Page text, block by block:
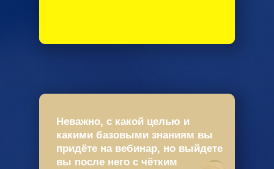
Неважно, с какой целью и
какими базовыми знаниям вы
придёте на вебинар, но выйдете
вы после него с чётким